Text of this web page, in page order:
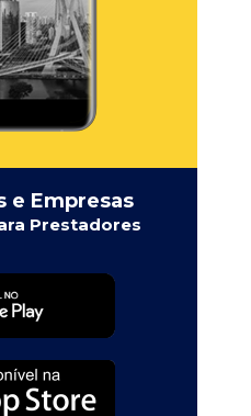
e Empresas
Prestadores